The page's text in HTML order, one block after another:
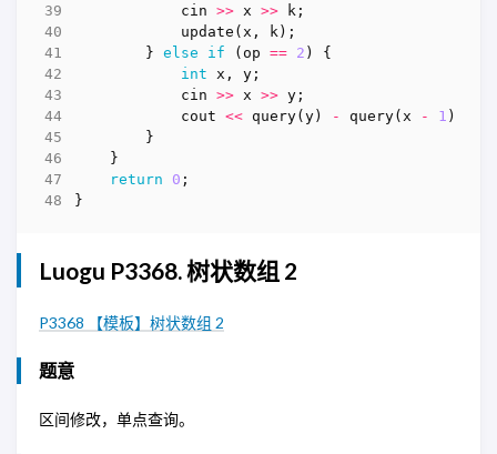
cin
>> x >> k ;
update (x , k);
}
else if ( op == 2 )
{
int
x , y ;
cin
>> x >> y ;
cout
<< query(y) - query(x - 1 )
}
}
return
0 ;
}
Luogu P3368. 树状数组 2
P3368 【模板】树状数组 2
题意
区间修改，单点查询。